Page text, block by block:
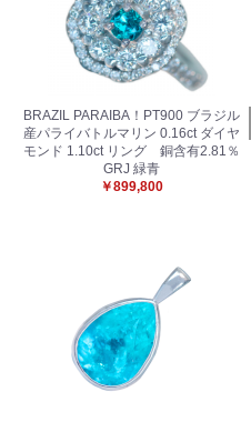
BRAZIL PARAIBA！PT900 ブラジル
産パライバトルマリン 0.16ct ダイヤ
モンド 1.10ct リング 銅含有2.81％
GRJ 緑青
￥899,800